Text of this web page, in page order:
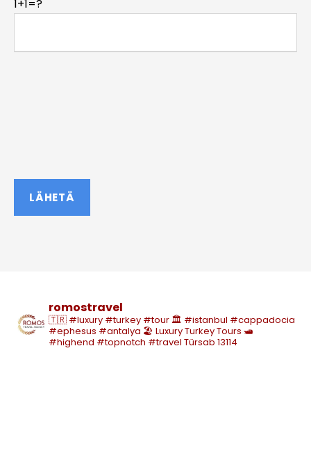
1+1=?
romostravel
🇹🇷 #luxury #turkey #tour 🏛️ #istanbul #cappadocia
#ephesus #antalya 🏖️ Luxury Turkey Tours 🛥️
#highend #topnotch #travel Türsab 13114